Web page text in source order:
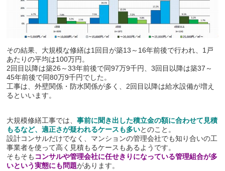
その結果、大規模な修繕は1回目が築13～16年前後で行われ、1戸
あたりの平均は100万円。
2回目以降は築26～33年前後で同97万9千円、3回目以降は築37～
45年前後で同80万9千円でした。
工事は、外壁関係・防水関係が多く、2回目以降は給水設備が増え
るといいます。
大規模修繕工事では、事前に聞き出した積立金の額に合わせて見積
もるなど、適正さが疑われるケースも多いとのこと。
設計コンサルだけでなく、マンションの管理会社でも知り合いの工
事業者を使って高く見積もるケースもあるようです。
そもそも コンサルや管理会社に任せきりになっている管理組合が多
いという実態にも問題があります。